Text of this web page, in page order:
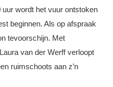
wordt het vuur ontstoken
beginnen. Als op afspraak
tevoorschijn. Met
van der Werff verloopt
ruimschoots aan z’n